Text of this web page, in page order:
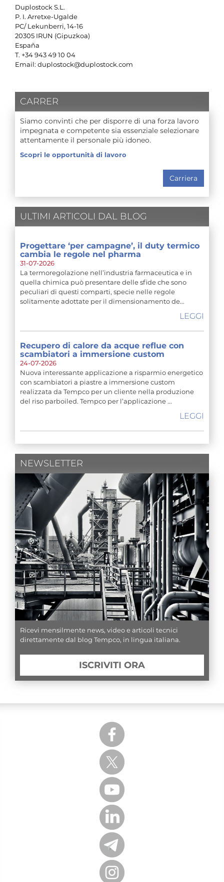
Duplostock S.L.
P. I. Arretxe-Ugalde
PC/ Lekunberri, 14-16
20305 IRUN (Gipuzkoa)
España
T. +34 943 49 10 04
Email: duplostock@duplostock.com
CARRER
Siamo convinti che per disporre di una forza lavoro
impegnata e competente sia essenziale selezionare
attentamente il personale più idoneo.
Scopri le opportunità di lavoro
Carriera
ULTIMI ARTICOLI DAL BLOG
Progettare ‘per campagne’, il duty termico
cambia le regole nel pharma
31-07-2026
La termoregolazione nell’industria farmaceutica e in
quella chimica può presentare delle sfide che sono
peculiari di questi comparti, specie nelle regole
solitamente adottate per il dimensionamento de...
LEGGI
Recupero di calore da acque reflue con
scambiatori a immersione custom
24-07-2026
Nuova interessante applicazione a risparmio energetico
con scambiatori a piastre a immersione custom
realizzata da Tempco per un cliente nella produzione
del riso parboiled. Tempco per l’applicazione ...
LEGGI
NEWSLETTER
Ricevi mensilmente news, video e articoli tecnici
direttamente dal blog Tempco, in lingua italiana.
ISCRIVITI ORA